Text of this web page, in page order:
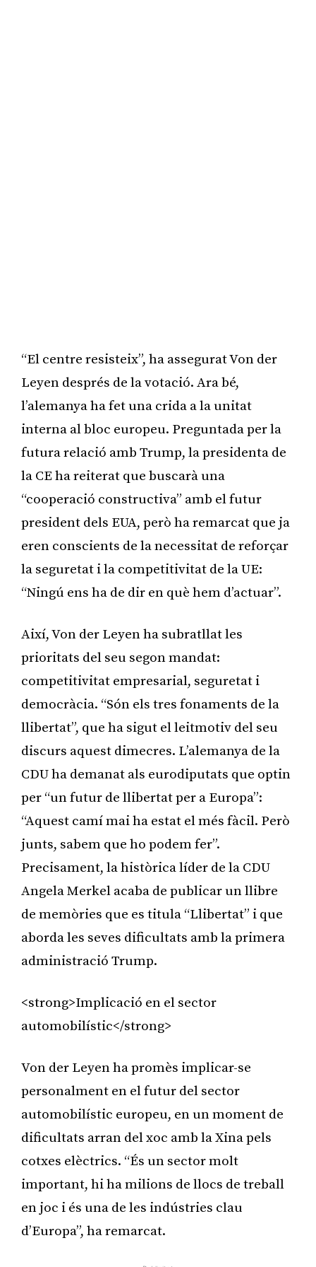
“El centre resisteix”, ha assegurat Von der
Leyen després de la votació. Ara bé,
l’alemanya ha fet una crida a la unitat
interna al bloc europeu. Preguntada per la
futura relació amb Trump, la presidenta de
la CE ha reiterat que buscarà una
“cooperació constructiva” amb el futur
president dels EUA, però ha remarcat que ja
eren conscients de la necessitat de reforçar
la seguretat i la competitivitat de la UE:
“Ningú ens ha de dir en què hem d’actuar”.
Així, Von der Leyen ha subratllat les
prioritats del seu segon mandat:
competitivitat empresarial, seguretat i
democràcia. “Són els tres fonaments de la
llibertat”, que ha sigut el leitmotiv del seu
discurs aquest dimecres. L’alemanya de la
CDU ha demanat als eurodiputats que optin
per “un futur de llibertat per a Europa”:
“Aquest camí mai ha estat el més fàcil. Però
junts, sabem que ho podem fer”.
Precisament, la històrica líder de la CDU
Angela Merkel acaba de publicar un llibre
de memòries que es titula “Llibertat” i que
aborda les seves dificultats amb la primera
administració Trump.
<strong>Implicació en el sector
automobilístic</strong>
Von der Leyen ha promès implicar-se
personalment en el futur del sector
automobilístic europeu, en un moment de
dificultats arran del xoc amb la Xina pels
cotxes elèctrics. “És un sector molt
important, hi ha milions de llocs de treball
en joc i és una de les indústries clau
d’Europa”, ha remarcat.